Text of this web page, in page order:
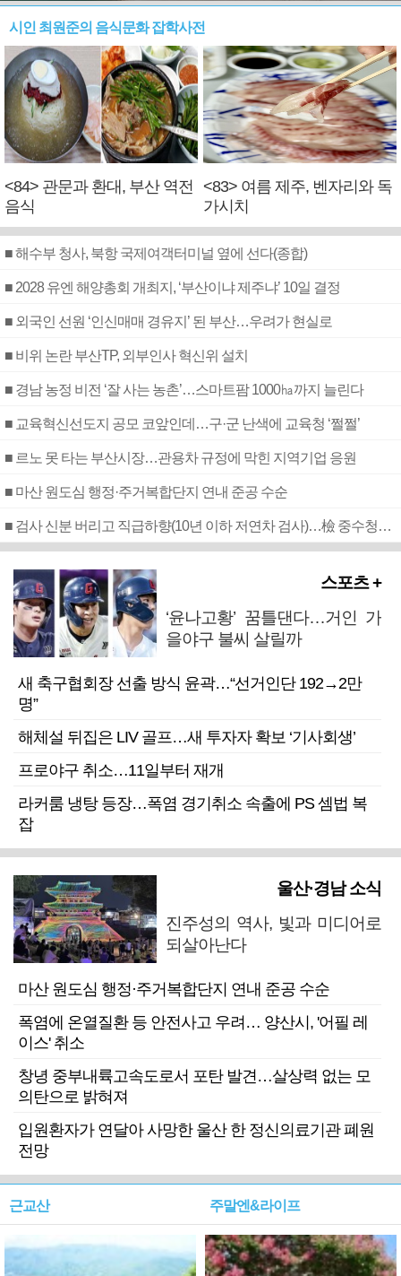
시인 최원준의 음식문화 잡학사전
<84> 관문과 환대, 부산 역전
음식
<83> 여름 제주, 벤자리와 독
가시치
■ 해수부 청사, 북항 국제여객터미널 옆에 선다(종합)
■ 2028 유엔 해양총회 개최지, ‘부산이냐 제주냐’ 10일 결정
■ 외국인 선원 ‘인신매매 경유지’ 된 부산…우려가 현실로
■ 비위 논란 부산TP, 외부인사 혁신위 설치
■ 경남 농정 비전 ‘잘 사는 농촌’…스마트팜 1000㏊까지 늘린다
■ 교육혁신선도지 공모 코앞인데…구·군 난색에 교육청 ‘쩔쩔’
■ 르노 못 타는 부산시장…관용차 규정에 막힌 지역기업 응원
■ 마산 원도심 행정·주거복합단지 연내 준공 수순
■ 검사 신분 버리고 직급하향(10년 이하 저연차 검사)…檢 중수청행 기피
스포츠 +
‘윤나고황’ 꿈틀댄다…거인 가
을야구 불씨 살릴까
새 축구협회장 선출 방식 윤곽…“선거인단 192→2만
명”
해체설 뒤집은 LIV 골프…새 투자자 확보 ‘기사회생’
프로야구 취소…11일부터 재개
라커룸 냉탕 등장…폭염 경기취소 속출에 PS 셈법 복
잡
울산·경남 소식
진주성의 역사, 빛과 미디어로
되살아난다
마산 원도심 행정·주거복합단지 연내 준공 수순
폭염에 온열질환 등 안전사고 우려… 양산시, '어필 레
이스' 취소
창녕 중부내륙고속도로서 포탄 발견…살상력 없는 모
의탄으로 밝혀져
입원환자가 연달아 사망한 울산 한 정신의료기관 폐원
전망
근교산 주말엔&라이프